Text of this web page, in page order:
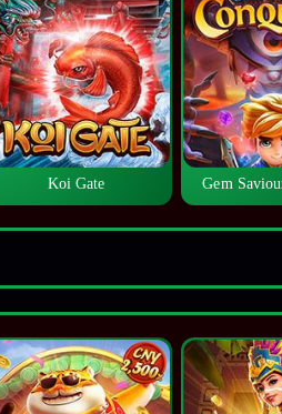
Koi Gate Gem